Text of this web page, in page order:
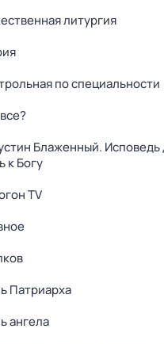
литургия
пo специальности
Блажeнный.
к Богу
TV
Патриарха
ангела